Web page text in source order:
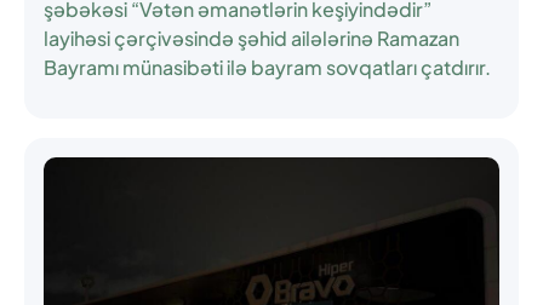
şəbəkəsi “Vətən əmanətlərin keşiyindədir”
layihəsi çərçivəsində şəhid ailələrinə Ramazan
Bayramı münasibəti ilə bayram sovqatları çatdırır.